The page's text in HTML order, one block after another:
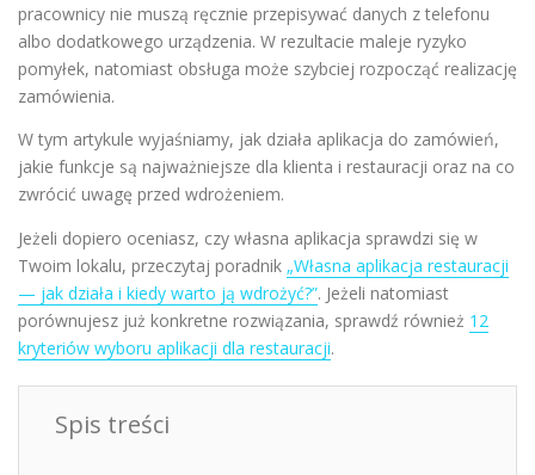
pracownicy nie muszą ręcznie przepisywać danych z telefonu
albo dodatkowego urządzenia. W rezultacie maleje ryzyko
pomyłek, natomiast obsługa może szybciej rozpocząć realizację
zamówienia.
W tym artykule wyjaśniamy, jak działa aplikacja do zamówień,
jakie funkcje są najważniejsze dla klienta i restauracji oraz na co
zwrócić uwagę przed wdrożeniem.
Jeżeli dopiero oceniasz, czy własna aplikacja sprawdzi się w
Twoim lokalu, przeczytaj poradnik „Własna aplikacja restauracji
— jak działa i kiedy warto ją wdrożyć?”. Jeżeli natomiast
porównujesz już konkretne rozwiązania, sprawdź również 12
kryteriów wyboru aplikacji dla restauracji.
Spis treści